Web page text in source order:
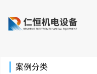
案例分类